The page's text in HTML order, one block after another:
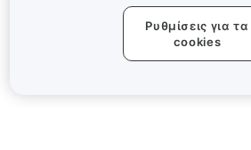
Ρυθμίσεις για τα
cookies